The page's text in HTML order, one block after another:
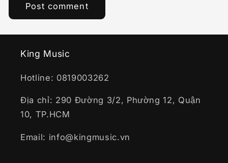
King Music
Hotline: 0819003262
Địa chỉ: 290 Đường 3/2, Phường 12, Quận
10, TP.HCM
Email: info@kingmusic.vn